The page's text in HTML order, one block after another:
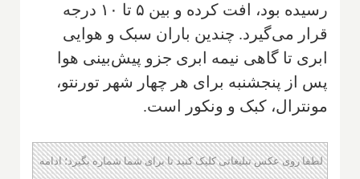
رسیده بود، افت کرده و بین ۵ تا ۱۰ درجه
قرار می‌گیرد. چندین باران سبک و هوایی
ابری تا گاهی نیمه ابری جزو پیش‌بینی هوا
پس از پنجشنبه برای هر چهار شهر تورنتو،
مونترال، کبک و ونکور است.
لطفا روی عکس تبلیغاتی کلیک کنید تا برای شما شماره بگیرد؛ ادامه